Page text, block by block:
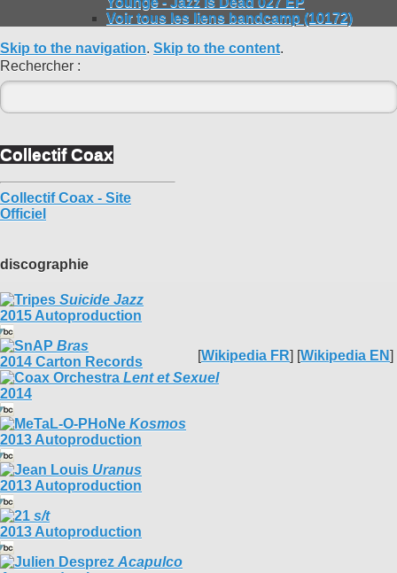
Voir tous les liens bandcamp (10172)
Skip to the navigation. Skip to the content.
Rechercher :
Collectif Coax
[Wikipedia FR] [Wikipedia EN]
Collectif Coax - Site
Officiel
discographie
Suicide Jazz
2015 Autoproduction
Bras
2014 Carton Records
Lent et Sexuel
2014
Kosmos
2013 Autoproduction
Uranus
2013 Autoproduction
s/t
2013 Autoproduction
Acapulco